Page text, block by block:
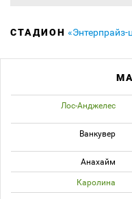
СТАДИОН «Энтерпрайз-
Лос-Анджелес
Ванкувер
Анахайм
Каролина